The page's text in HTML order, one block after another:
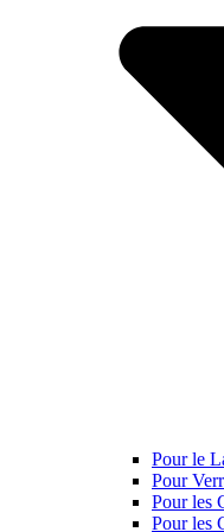
Pour le
Pour
Pour les
Pour les